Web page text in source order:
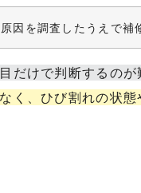
原因を調査したうえで補
だけで判断するのが
く、ひび割れの状